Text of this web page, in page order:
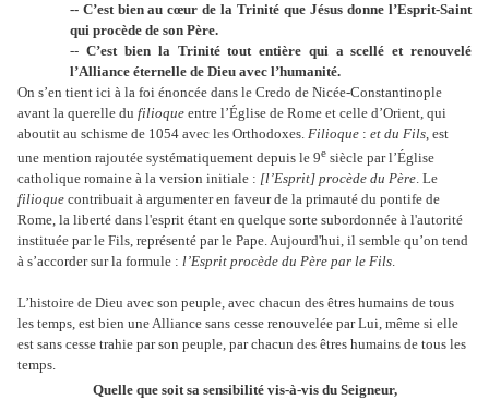
-- C’est bien au cœur de la Trinité que Jésus donne l’Esprit-Saint
qui procède de son Père.
-- C’est bien la Trinité tout entière qui a scellé et renouvelé
l’Alliance éternelle de Dieu avec l’humanité.
On s’en tient ici à la foi énoncée dans le Credo de Nicée-Constantinople
avant la querelle du filioque entre l’Église de Rome et celle d’Orient, qui
aboutit au schisme de 1054 avec les Orthodoxes. Filioque : et du Fils, est
une mention rajoutée systématiquement depuis le 9e siècle par l’Église
catholique romaine à la version initiale : [l’Esprit] procède du Père . Le
filioque contribuait à argumenter en faveur de la primauté du pontife de
Rome, la liberté dans l'esprit étant en quelque sorte subordonnée à l'autorité
instituée par le Fils, représenté par le Pape. Aujourd'hui, il semble qu’on tend
à s’accorder sur la formule : l’Esprit procède du Père par le Fils
L’histoire de Dieu avec son peuple, avec chacun des êtres humains de tous
les temps, est bien une Alliance sans cesse renouvelée par Lui, même si elle
est sans cesse trahie par son peuple, par chacun des êtres humains de tous les
temps.
Quelle que soit sa sensibilité vis-à-vis du Seigneur,